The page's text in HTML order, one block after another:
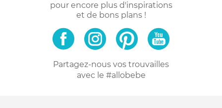
pour encore plus d'inspirations
et de bons plans !
Partagez-nous vos trouvailles
avec le #allobebe